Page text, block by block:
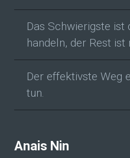
Das Schwierigste ist
handeln, der Rest
Der effektivste Weg
tun.
Anais Nin